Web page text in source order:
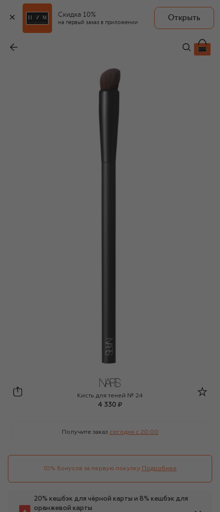
Скидка 10%
на первый заказ в приложении
Открыть
4 330 ₽
NARS
Кисть для теней № 24
4 330 ₽
Получите заказ сегодня c 20:00
10% бонусов за первую покупку Подробнее
20% кешбэк для чёрной карты и 8% кешбэк для
оранжевой карты